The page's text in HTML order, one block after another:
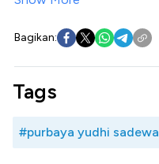
Bagikan:
Tags
#purbaya yudhi sadewa